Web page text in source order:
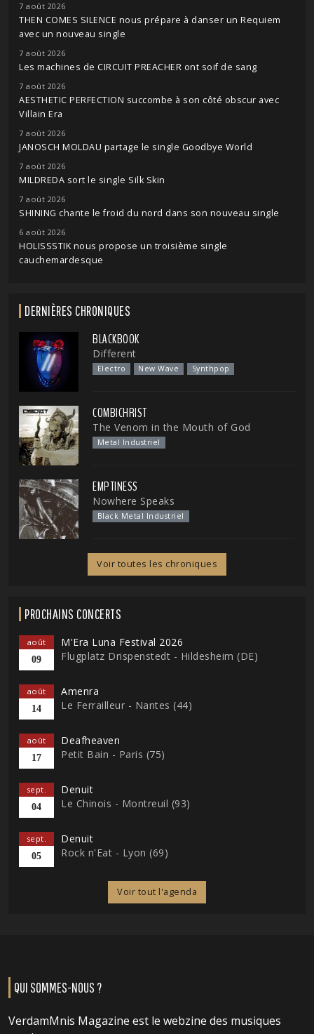
7 août 2026
THEN COMES SILENCE nous prépare à danser un Requiem
avec un nouveau single
7 août 2026
Les machines de CIRCUIT PREACHER ont soif de sang
7 août 2026
AESTHETIC PERFECTION succombe à son côté obscur avec
Villain Era
7 août 2026
JANOSCH MOLDAU partage le single Goodbye World
7 août 2026
MILDREDA sort le single Silk Skin
7 août 2026
SHINING chante le froid du nord dans son nouveau single
6 août 2026
HOLISSSTIK nous propose un troisième single
cauchemardesque
DERNIÈRES CHRONIQUES
BLACKBOOK
Different
Electro New Wave Synthpop
COMBICHRIST
The Venom in the Mouth of God
Metal Industriel
EMPTINESS
Nowhere Speaks
Black Metal Industriel
Voir toutes les chroniques
PROCHAINS CONCERTS
août
09
M'Era Luna Festival 2026
Flugplatz Drispenstedt - Hildesheim (DE)
août
14
Amenra
Le Ferrailleur - Nantes (44)
août
17
Deafheaven
Petit Bain - Paris (75)
sept.
04
Denuit
Le Chinois - Montreuil (93)
sept.
05
Denuit
Rock n'Eat - Lyon (69)
Voir tout l'agenda
QUI SOMMES-NOUS ?
VerdamMnis Magazine est le webzine des musiques